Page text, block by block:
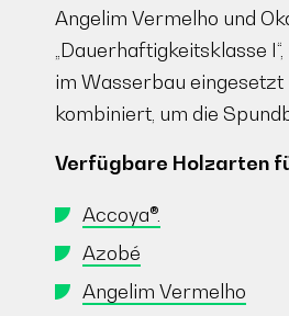
Angelim Vermelho und
„Dauerhaftigkeitsklasse
im Wasserbau
kombiniert, um die
Verfügbare Holzarten
Accoya®.
Azobé
Angelim Vermelho